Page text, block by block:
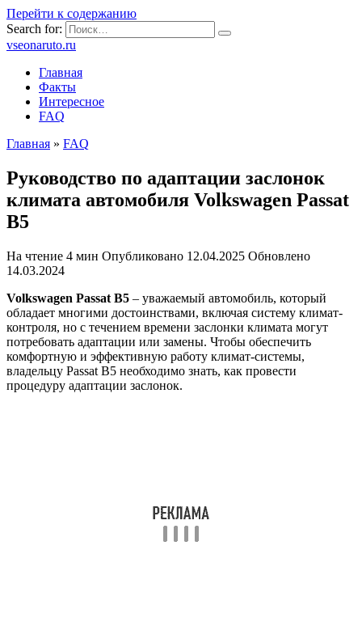
Перейти к содержанию
Search for:
vseonaruto.ru
Главная
Факты
Интересное
FAQ
Главная » FAQ
Руководство по адаптации заслонок
климата автомобиля Volkswagen Passat
B5
На чтение 4 мин Опубликовано 12.04.2025 Обновлено
14.03.2024
Volkswagen Passat B5 – уважаемый автомобиль, который
обладает многими достоинствами, включая систему климат-
контроля, но с течением времени заслонки климата могут
потребовать адаптации или замены. Чтобы обеспечить
комфортную и эффективную работу климат-системы,
владельцу Passat B5 необходимо знать, как провести
процедуру адаптации заслонок.